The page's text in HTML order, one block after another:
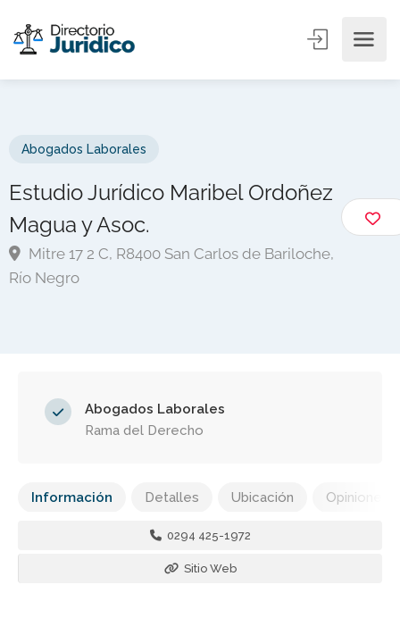
Abogados Laborales
Estudio Jurídico Maribel Ordoñez
Magua y Asoc.
Mitre 17 2 C, R8400 San Carlos de Bariloche,
Río Negro
Abogados Laborales
Rama del Derecho
Información Detalles Ubicación Opiniones
0294 425-1972
Sitio Web